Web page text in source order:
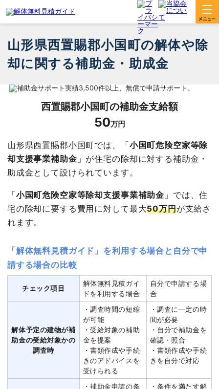
山形県西置賜郡小国町の解体や除
却に関する補助金・助成金
西置賜郡小国町の補助金支給額
50万円
山形県西置賜郡小国町では、「小国町危険空家等除
却支援事業補助金 」が住宅の除却に対する補助金・
助成金として設けられています。
「小国町危険空家等除却支援事業補助金 」では、住
宅の除却に要する費用に対して最大50万円が支給さ
れます。
「解体無料見積ガイド」を利用する場合と自分で申
請する場合の比較
チェック項目
解体無料見積ガイ
ドを利用する場合
自分で申請する場
合
解体予定の建物が補
助金の受給対象かの
調査時
・調査時間の短縮
が可能
・受給対象の補助
金を提案
・書類作成や手続
きのアドバイスを
受けられる
・調査に一定の時
間が必要
・自分で補助金を
確認・照合
・書類作成や手続
きを自分で対応
・補助金申請の条
・条件を満たす解